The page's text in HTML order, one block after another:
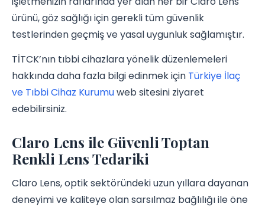
ürünü, göz sağlığı için gerekli tüm güvenlik
testlerinden geçmiş ve yasal uygunluk sağlamıştır.
TİTCK’nın tıbbi cihazlara yönelik düzenlemeleri
hakkında daha fazla bilgi edinmek için Türkiye İlaç
ve Tıbbi Cihaz Kurumuweb sitesini ziyaret
edebilirsiniz.
Claro Lens ile Güvenli Toptan
Renkli Lens Tedariki
Claro Lens, optik sektöründeki uzun yıllara dayanan
deneyimi ve kaliteye olan sarsılmaz bağlılığı ile öne